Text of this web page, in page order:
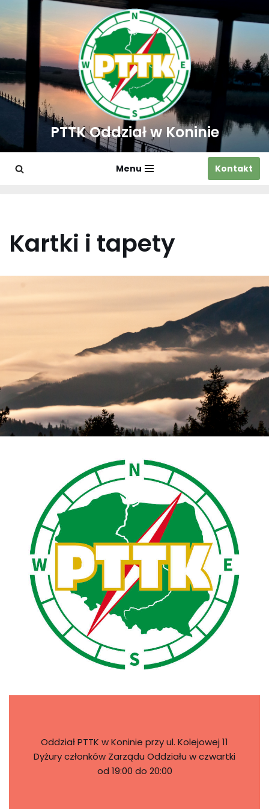
Przejdź
do
treści
PTTK Oddział w Koninie
Menu Kontakt
Kartki i tapety
Oddział PTTK w Koninie przy ul. Kolejowej 11
Dyżury członków Zarządu Oddziału w czwartki
od 19:00 do 20:00